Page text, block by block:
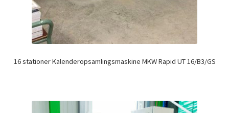
16 stationer Kalenderopsamlingsmaskine MKW Rapid UT 16/B3/GS